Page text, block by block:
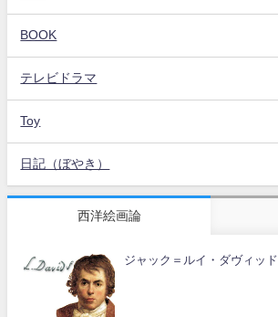
BOOK
テレビドラマ
Toy
日記（ぼやき）
西洋絵画論
ジャック＝ルイ・ダヴィッド